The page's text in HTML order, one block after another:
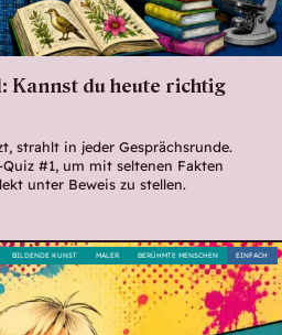
Kannst du heute richtig
strahlt in jeder Gesprächsrunde.
#1, um mit seltenen Fakten
unter Beweis zu stellen.
EINFACH
BERÜHMTE MENSCHEN
MALER
BILDENDE KUNST